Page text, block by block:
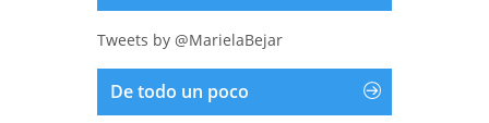
Tweets by @MarielaBejar
De todo un poco